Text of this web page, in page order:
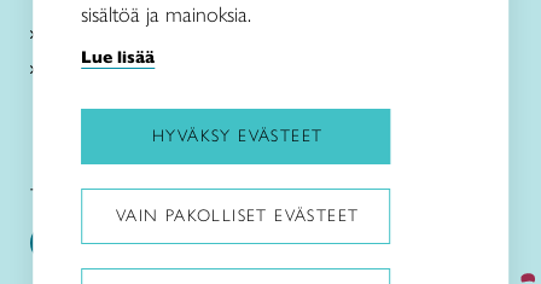
Kirjaudu Arviin
Kirjaudu Taitocampukseen
Taitoliitto: Taito-lehti:
sisältöä ja mainoksia.
Lue lisää
HYVÄKSY EVÄSTEET
VAIN PAKOLLISET EVÄSTEET